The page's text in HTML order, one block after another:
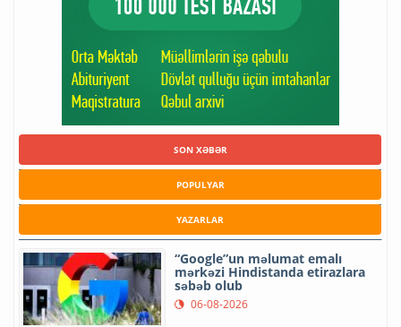
SON XƏBƏR
POPULYAR
YAZARLAR
“Google”un məlumat emalı
mərkəzi Hindistanda etirazlara
səbəb olub
06-08-2026